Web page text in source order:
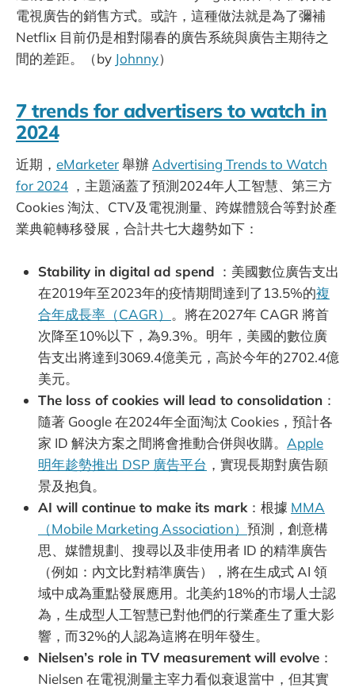
電視廣告的銷售方式。或許，這種做法就是為了彌補
Netflix 目前仍是相對陽春的廣告系統與廣告主期待之
間的差距。（by Johnny）
7 trends for advertisers to watch in
2024
近期， eMarketer舉辦 Advertising Trends to Watch
for 2024 ，主題涵蓋了預測2024年人工智慧、第三方
Cookies 淘汰、CTV及電視測量、跨媒體競合等對於產
業典範轉移發展，合計共七大趨勢如下：
Stability in digital ad spend ：美國數位廣告支出
在2019年至2023年的疫情期間達到了13.5%的複
合年成長率（CAGR） 。將在2027年 CAGR 將首
次降至10%以下，為9.3%。明年，美國的數位廣
告支出將達到3069.4億美元，高於今年的2702.4億
美元。
The loss of cookies will lead to consolidation ：
隨著 Google 在2024年全面淘汰 Cookies，預計各
家 ID 解決方案之間將會推動合併與收購。 Apple
明年趁勢推出 DSP 廣告平台 ，實現長期對廣告願
景及抱負。
AI will continue to make its mark：根據 MMA
（Mobile Marketing Association） 預測，創意構
思、媒體規劃、搜尋以及非使用者 ID 的精準廣告
（例如：內文比對精準廣告），將在生成式 AI 領
域中成為重點發展應用。北美約18%的市場人士認
為，生成型人工智慧已對他們的行業產生了重大影
響，而32%的人認為這將在明年發生。
Nielsen’s role in TV measurement will evolve ：
Nielsen 在電視測量主宰力看似衰退當中，但其實